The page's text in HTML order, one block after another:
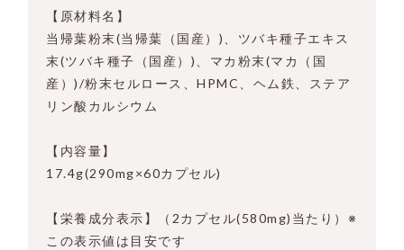
【原材料名】
当帰葉粉末(当帰葉（国産）)、ツバキ種子エキス
末(ツバキ種子（国産）)、マカ粉末(マカ（国
産）)/粉末セルロース、HPMC、ヘム鉄、ステア
リン酸カルシウム
【内容量】
17.4g(290mg×60カプセル)
【栄養成分表示】（2カプセル(580mg)当たり）※
この表示値は目安です